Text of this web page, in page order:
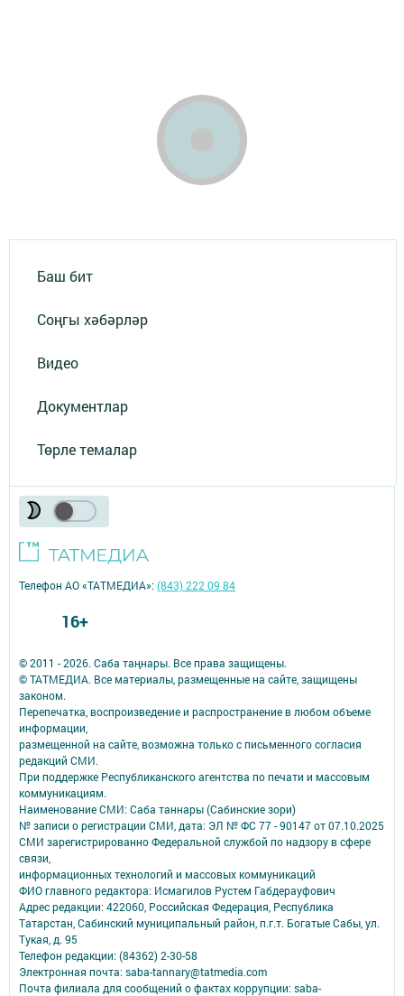
Баш бит
Соңгы хәбәрләр
Видео
Документлар
Төрле темалар
© 2011 - 2026. Саба таңнары. Все права защищены.
© ТАТМЕДИА. Все материалы, размещенные на сайте, защищены
законом.
Перепечатка, воспроизведение и распространение в любом объеме
информации,
размещенной на сайте, возможна только с письменного согласия
редакций СМИ.
При поддержке Республиканского агентства по печати и массовым
коммуникациям.
Наименование СМИ: Саба таннары (Сабинские зори)
№ записи о регистрации СМИ, дата: ЭЛ № ФС 77 - 90147 от 07.10.2025
СМИ зарегистрированно Федеральной службой по надзору в сфере
связи,
информационных технологий и массовых коммуникаций
ФИО главного редактора: Исмагилов Рустем Габдерауфович
Адрес редакции: 422060, Российская Федерация, Республика
Татарстан, Сабинский муниципальный район, п.г.т. Богатые Сабы, ул.
Тукая, д. 95
Телефон редакции: (84362) 2-30-58
Электронная почта: saba-tannary@tatmedia.com
Почта филиала для сообщений о фактах коррупции: saba-
Телефон АО «ТАТМЕДИА»:(843) 222 09 84
16+